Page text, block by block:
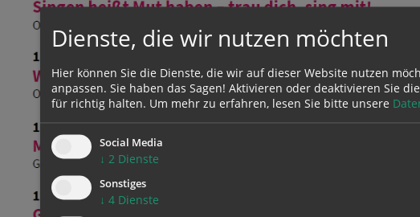
Dienste, die wir nutzen möchten
Hier können Sie die Dienste, die wir auf dieser Website nutzen
anpassen. Sie haben das Sagen! Aktivieren oder deaktivieren Sie
für richtig halten. Um mehr zu erfahren, lesen Sie bitte unsere
Social Media
↓ 2 Dienste
Sonstiges
↓ 4 Dienste